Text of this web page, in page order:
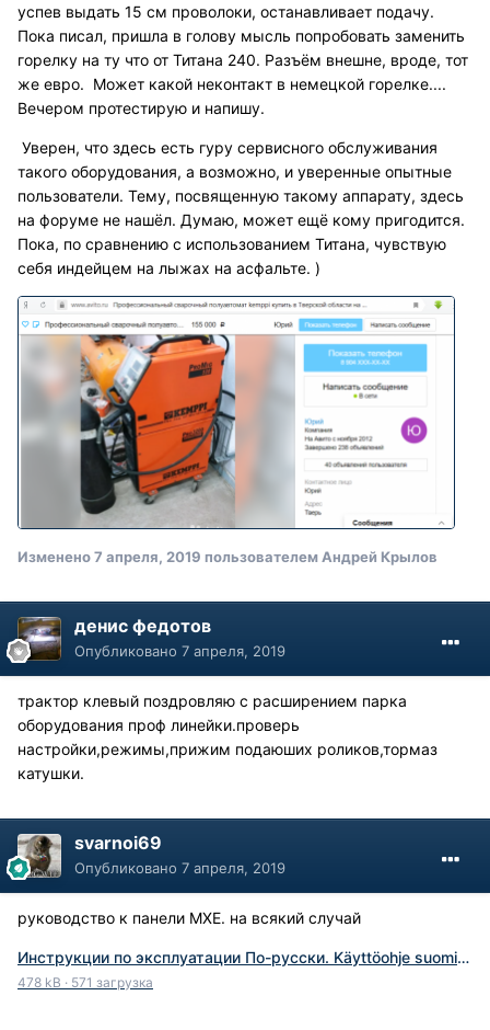
успев выдать 15 см проволоки, останавливает подачу.
Пока писал, пришла в голову мысль попробовать заменить
горелку на ту что от Титана 240. Разъём внешне, вроде, тот
же евро. Может какой неконтакт в немецкой горелке....
Вечером протестирую и напишу.
Уверен, что здесь есть гуру сервисного обслуживания
такого оборудования, а возможно, и уверенные опытные
пользователи. Тему, посвященную такому аппарату, здесь
на форуме не нашёл. Думаю, может ещё кому пригодится.
Пока, по сравнению с использованием Титана, чувствую
себя индейцем на лыжах на асфальте. )
Изменено7 апреля, 2019 пользователем Андрей Крылов
денис федотов
Опубликовано 7 апреля, 2019
трактор клевый поздровляю с расширением парка
оборудования проф линейки.проверь
настройки,режимы,прижим подаюших роликов,тормаз
катушки.
svarnoi69
Опубликовано 7 апреля, 2019
руководство к панели MXE. на всякий случай
Инструкции по эксплуатации По-русски. Käyttöohje suomi KEMPPI PRO EVOLUTION MXE.pdf
478 kB · 571 загрузка